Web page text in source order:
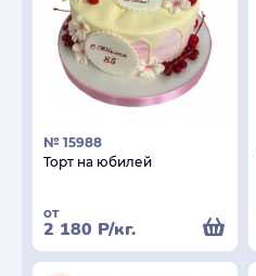
№ 15988
Торт на юбилей
от
2 180 Р/кг.